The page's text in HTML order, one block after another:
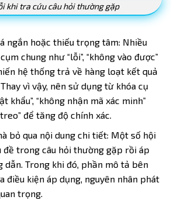
khi tra cứu câu hỏi thường gặp
ngắn hoặc thiếu trọng tâm: Nhiều
chung như “lỗi”, “không vào được”
hệ thống trả về hàng loạt kết quả
vì vậy, nên sử dụng từ khóa cụ
khẩu”, “không nhận mã xác minh”
để tăng độ chính xác.
bỏ qua nội dung chi tiết: Một số hội
đề trong câu hỏi thường gặp rồi áp
dẫn. Trong khi đó, phần mô tả bên
điều kiện áp dụng, nguyên nhân phát
trọng.